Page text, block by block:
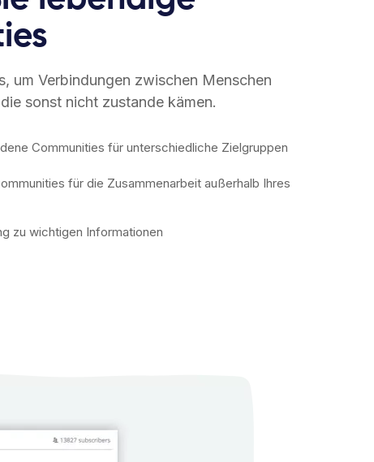
um Verbindungen zwischen Menschen
sonst nicht zustande kämen.
Communities für unterschiedliche Zielgruppen
für die Zusammenarbeit außerhalb Ihres
zu wichtigen Informationen